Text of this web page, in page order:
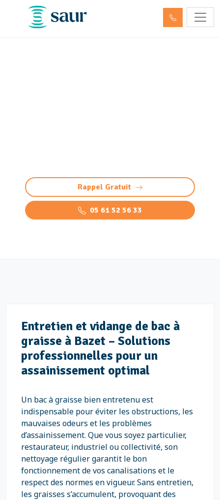
Rappel Gratuit
05 61 52 56 33
Entretien et vidange de bac à
graisse à Bazet – Solutions
professionnelles pour un
assainissement optimal
Un bac à graisse bien entretenu est
indispensable pour éviter les obstructions, les
mauvaises odeurs et les problèmes
d’assainissement. Que vous soyez particulier,
restaurateur, industriel ou collectivité, son
nettoyage régulier garantit le bon
fonctionnement de vos canalisations et le
respect des normes en vigueur. Sans entretien,
les graisses s’accumulent, provoquant des